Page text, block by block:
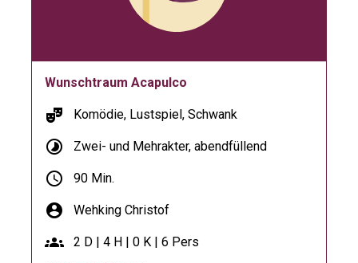
Wunschtraum Acapulco
theater_comedy Komödie, Lustspiel, Schwank
timelapse Zwei- und Mehrakter, abendfüllend
schedule 90 Min.
account_circle Wehking Christof
groups 2 D | 4 H | 0 K | 6 Pers